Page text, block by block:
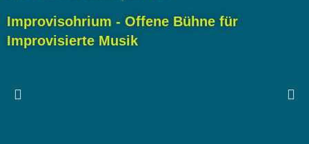
Improvisohrium - Offene Bühne für
Improvisierte Musik